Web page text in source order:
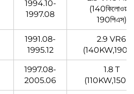
1994.10-
1997.08
(140কিলোওয়াট,
190পিএস)
1991.08-
1995.12
2.9 VR6
1997.08-
2005.06
1.8 T